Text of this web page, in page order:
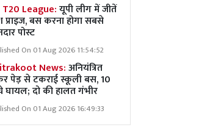
T20 League:यूपी लीग में जीतें
बस करना होगा सबसे
पोस्ट
On 01 Aug 2026 11:54:52
News:अनियंत्रित
पेड़ से टकराई स्कूली बस, 10
घायल; दो की हालत गंभीर
On 01 Aug 2026 16:49:33